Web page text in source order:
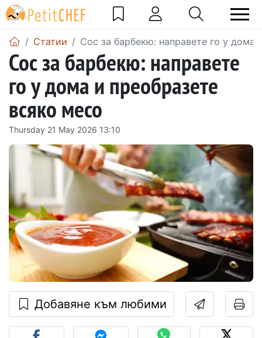
Статии Сос за барбекю: направете го у дома
Сос за барбекю: направете
го у дома и преобразете
всяко месо
Thursday 21 May 2026 13:10
Добавяне към любими